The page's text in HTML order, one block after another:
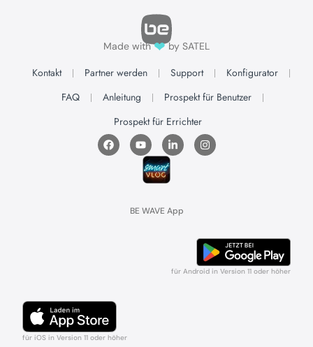
Made with❤by SATEL
Kontakt Partner werden Support
Konfigurator
FAQ
Anleitung
Prospekt für Benutzer
Prospekt für Errichter
BE WAVE App
für Android in Version 11 oder höher
für iOS in Version 11 oder höher